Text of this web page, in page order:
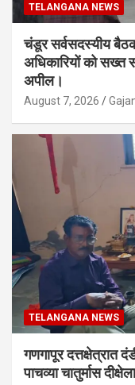
TELANGANA NEWS
चंडूर सर्वसदस्यीय
अधिकारियों को
अपील।
August 7, 2026
TELANGANA NEWS
गणगापूर दत्तक्षेत्रात
पाचव्या चातुर्मास